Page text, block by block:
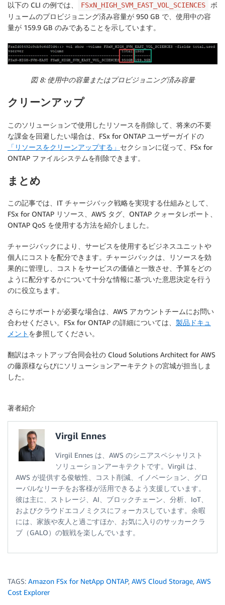
以下の CLI の例では、 FSxN_HIGH_SVM_EAST_VOL_SCIENCES
ボ
リュームのプロビジョニング済み容量が 950 GB で、使用中の容
量が 159.9 GB のみであることを示しています。
図 8: 使用中の容量またはプロビジョニング済み容量
クリーンアップ
このソリューションで使用したリソースを削除して、将来の不要
な課金を回避したい場合は、FSx for ONTAP ユーザーガイドの
「リソースをクリーンアップする」 セクションに従って、FSx for
ONTAP ファイルシステムを削除できます。
まとめ
この記事では、IT チャージバック戦略を実現する仕組みとして、
FSx for ONTAP リソース、AWS タグ、ONTAP クォータレポート、
ONTAP QoS を使用する方法を紹介しました。
チャージバックにより、サービスを使用するビジネスユニットや
個人にコストを配分できます。チャージバックは、リソースを効
果的に管理し、コストをサービスの価値と一致させ、予算をどの
ように配分するかについて十分な情報に基づいた意思決定を行う
のに役立ちます。
さらにサポートが必要な場合は、AWS アカウントチームにお問い
合わせください。FSx for ONTAP の詳細については、 製品ドキュ
メント を参照してください。
翻訳はネットアップ合同会社の Cloud Solutions Architect for AWS
の藤原様ならびにソリューションアーキテクトの宮城が担当しま
した。
著者紹介
Virgil Ennes
Virgil Ennes は、AWS のシニアスペシャリスト
ソリューションアーキテクトです。Virgil は、
AWS が提供する俊敏性、コスト削減、イノベーション、グロ
ーバルなリーチをお客様が活用できるよう支援しています。
彼は主に、ストレージ、AI、ブロックチェーン、分析、IoT、
およびクラウドエコノミクスにフォーカスしています。余暇
には、家族や友人と過ごすほか、お気に入りのサッカークラ
ブ（GALO）の観戦を楽しんでいます。
TAGS: Amazon FSx for NetApp ONTAP, AWS Cloud Storage, AWS
Cost Explorer